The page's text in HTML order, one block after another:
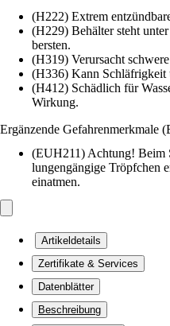
(H222) Extrem
(H229) Behälter steht
bersten.
(H319) Verursacht
(H336) Kann Schläfrigkeit
(H412) Schädlich für
Wirkung.
Ergänzende Gefahrenmerkmale
(EUH211) Achtung! Beim
lungengängige Tröpfchen
einatmen.
Artikeldetails
Zertifikate & Services
Datenblätter
Beschreibung